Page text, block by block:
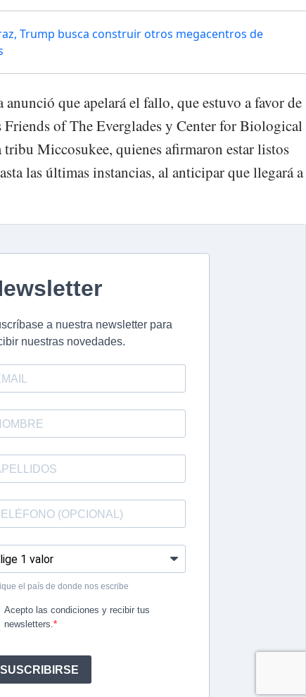
Trump busca construir otros megacentros de
que apelará el fallo, que estuvo a favor de
Friends of The Everglades y Center for Biological
tribu Miccosukee, quienes afirmaron estar listos
las últimas instancias, al anticipar que llegará a